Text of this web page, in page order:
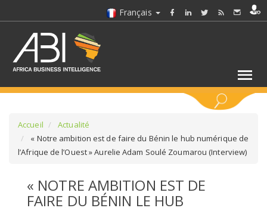
Français
SÉLECTIONNEZ UN DOSSIER
Accueil
Actualité
« Notre ambition est de faire du Bénin le hub numérique de
l’Afrique de l’Ouest » Aurelie Adam Soulé Zoumarou (Interview)
« NOTRE AMBITION EST DE
FAIRE DU BÉNIN LE HUB